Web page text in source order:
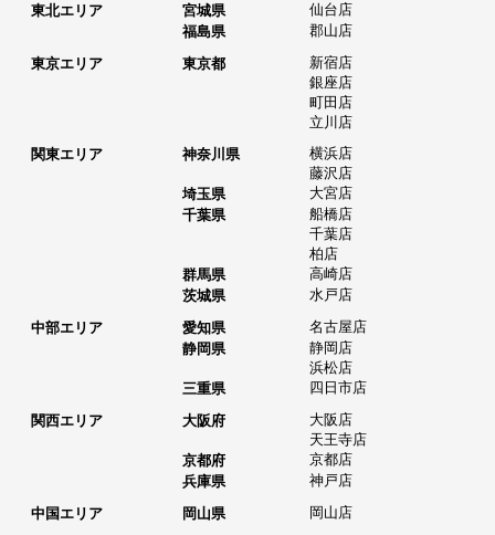
東北エリア
宮城県
仙台店
福島県
郡山店
東京エリア
東京都
新宿店
銀座店
町田店
立川店
関東エリア
神奈川県
横浜店
藤沢店
埼玉県
大宮店
千葉県
船橋店
千葉店
柏店
群馬県
高崎店
茨城県
水戸店
中部エリア
愛知県
名古屋店
静岡県
静岡店
浜松店
三重県
四日市店
関西エリア
大阪府
大阪店
天王寺店
京都府
京都店
兵庫県
神戸店
中国エリア
岡山県
岡山店